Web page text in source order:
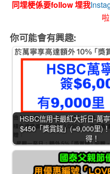
同埋梗係要follow 埋我
啦
你可能會有興趣:
HSBC信用卡最紅大折日-萬
$450「獎賞錢」(=9,000里)
得！